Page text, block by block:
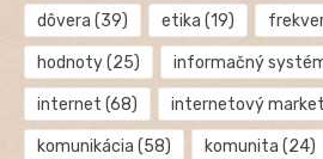
dôvera (39) etika (19)
hodnoty(25) informačný
internet (68) internetový
komunikácia (58) komunita (24)